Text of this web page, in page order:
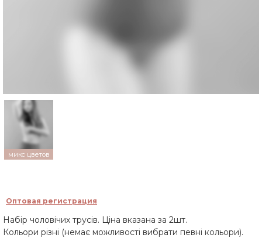
микс цветов
Оптовая регистрация
Набір чоловічих трусів. Ціна вказана за 2шт.
Кольори різні (немає можливості вибрати певні кольори).